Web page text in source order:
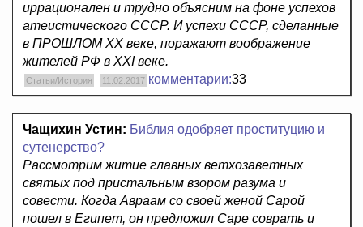
иррационален и трудно объясним на фоне успехов
атеистического СССР. И успехи СССР, сделанные
в ПРОШЛОМ XX веке, поражают воображение
жителей РФ в XXI веке.
Статьи/История 11.02.2017 комментарии:33
Чащихин Устин: Библия одобряет проституцию и
сутенерство?
Рассмотрим житие главных ветхозаветных
святых под пристальным взором разума и
совести. Когда Авраам со своей женой Сарой
пошел в Египет, он предложил Саре соврать и